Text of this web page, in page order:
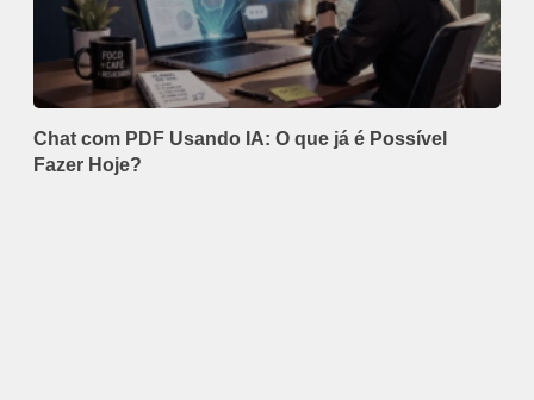
Chat com PDF Usando IA: O que já é Possível
Fazer Hoje?